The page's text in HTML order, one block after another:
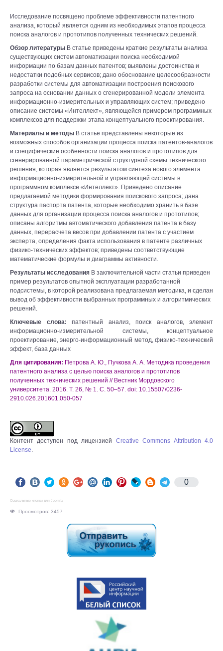
Исследование посвящено проблеме эффективности патентного
анализа, который является одним из необходимых этапов процесса
поиска аналогов и прототипов полученных технических решений.
Обзор литературы В статье приведены краткие результаты анализа
существующих систем автоматизации поиска необходимой
информации по базам данных патентов; выявлены достоинства и
недостатки подобных сервисов; дано обоснование целесообразности
разработки системы для автоматизации построения поискового
запроса на основании данных о сгенерированной модели элемента
информационно-измерительных и управляющих систем; приведено
описание системы «Интеллект», являющейся примером программных
комплексов для поддержки этапа концептуального проектирования.
Материалы и методы В статье представлены некоторые из
возможных способов организации процесса поиска патентов-аналогов
и специфические особенности поиска аналогов и прототипов для
сгенерированной параметрической структурной схемы технического
решения, которая является результатом синтеза нового элемента
информационно-измерительной и управляющей системы в
программном комплексе «Интеллект». Приведено описание
предлагаемой методики формирования поискового запроса; дана
структура паспорта патента, которые необходимо хранить в базе
данных для организации процесса поиска аналогов и прототипов;
описаны алгоритмы автоматического добавления патента в базу
данных, перерасчета весов при добавлении патента с участием
эксперта, определения факта использования в патенте различных
физико-технических эффектов; приведены соответствующие
математические формулы и диаграммы активности.
Результаты исследования В заключительной части статьи приведен
пример результатов опытной эксплуатации разработанной
подсистемы, в которой реализована предлагаемая методика, и сделан
вывод об эффективности выбранных программных и алгоритмических
решений.
Ключевые слова: патентный анализ, поиск аналогов, элемент
информационно-измерительной системы, концептуальное
проектирование, энерго-информационный метод, физико-технический
эффект, база данных
Для цитирования: Петрова А. Ю., Пучкова А. А. Методика проведения
патентного анализа с целью поиска аналогов и прототипов
полученных технических решений // Вестник Мордовского
университета. 2016. Т. 26, № 1. С. 50–57. doi: 10.15507/0236-
2910.026.201601.050-057
Контент доступен под лицензией Creative Commons Attribution 4.0
License.
0
Социальные кнопки для Joomla
Просмотров: 3457